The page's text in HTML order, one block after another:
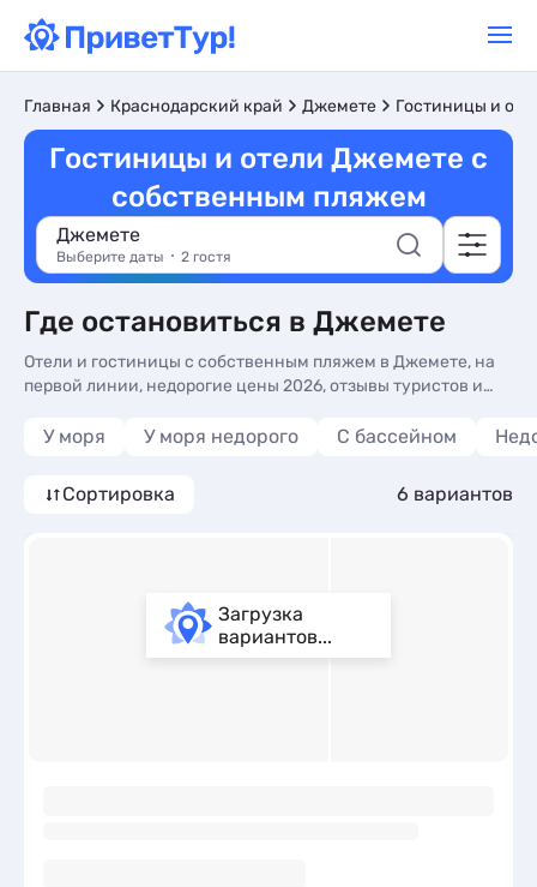
Главная Краснодарский край Джемете Гостиницы и
Гостиницы и отели Джемете с
собственным пляжем
Джемете
Выберите даты 2 гостя
Где остановиться в Джемете
Отели и гостиницы с собственным пляжем в Джемете, на
первой линии, недорогие цены 2026, отзывы туристов и
собственным пляжем - более 10 вариантов, от 4200 руб,
У моря У моря недорого С бассейном
Сортировка 6 вариантов
Загрузка
вариантов...